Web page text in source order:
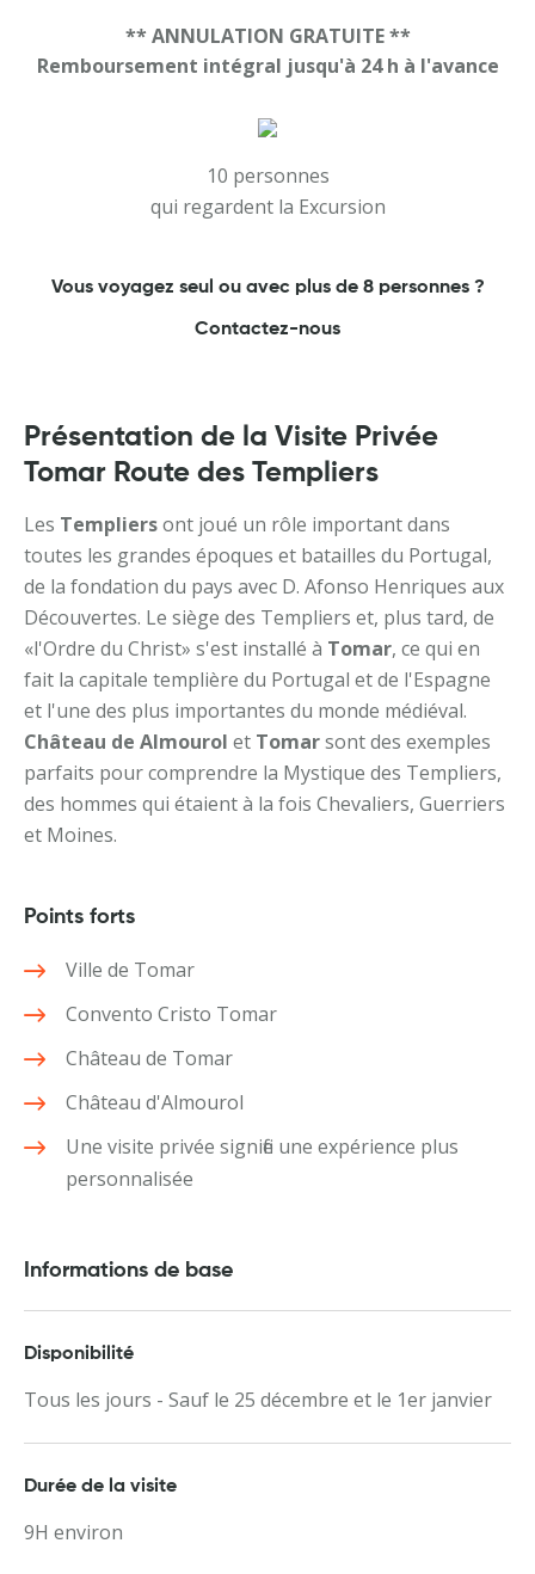
** ANNULATION GRATUITE **
Remboursement intégral jusqu'à 24 h à l'avance
10 personnes
qui regardent la Excursion
Vous voyagez seul ou avec plus de 8 personnes ?
Contactez-nous
Présentation de la Visite Privée
Tomar Route des Templiers
Les Templiersont joué un rôle important dans
toutes les grandes époques et batailles du Portugal,
de la fondation du pays avec D. Afonso Henriques aux
Découvertes. Le siège des Templiers et, plus tard, de
«l'Ordre du Christ» s'est installé à Tomar, ce qui en
fait la capitale templière du Portugal et de l'Espagne
et l'une des plus importantes du monde médiéval.
Château de Almourol et Tomarsont des exemples
parfaits pour comprendre la Mystique des Templiers,
des hommes qui étaient à la fois Chevaliers, Guerriers
et Moines.
Points forts
Ville de Tomar
Convento Cristo Tomar
Château de Tomar
Château d'Almourol
Une visite privée signifie une expérience plus
personnalisée
Informations de base
Disponibilité
Tous les jours - Sauf le 25 décembre et le 1er janvier
Durée de la visite
9H environ